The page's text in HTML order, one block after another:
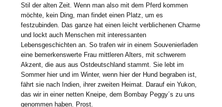
Stil der alten Zeit. Wenn man also mit dem Pferd kommen
möchte, kein Ding, man findet einen Platz, um es
festzubinden. Das ganze hat einen leicht verblichenen Charme
und lockt auch Menschen mit interessanten
Lebensgeschichten an. So trafen wir in einem Souvenierladen
eine bemerkenswerte Frau mittleren Alters, mit schwerem
Akzent, die aus aus Ostdeutschland stammt. Sie lebt im
Sommer hier und im Winter, wenn hier der Hund begraben ist,
fährt sie nach Indien, ihrer zweiten Heimat. Darauf ein Yukon,
das wir in einer netten Kneipe, dem Bombay Peggy´s zu uns
genommen haben. Prost.